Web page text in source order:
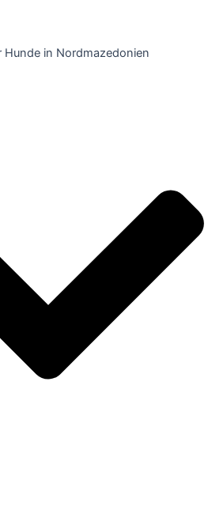
Hunde in Nordmazedonien